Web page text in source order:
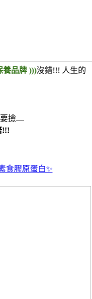
養品牌 )))沒錯!!! 人生的
撿....
!!!
食膠原蛋白✨